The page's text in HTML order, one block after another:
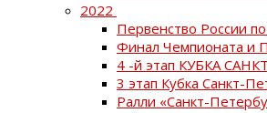
2022
Первенство России
Финал Чемпионата и
4 -й этап КУБКА
3 этап Кубка Санкт-
Ралли «Санкт-